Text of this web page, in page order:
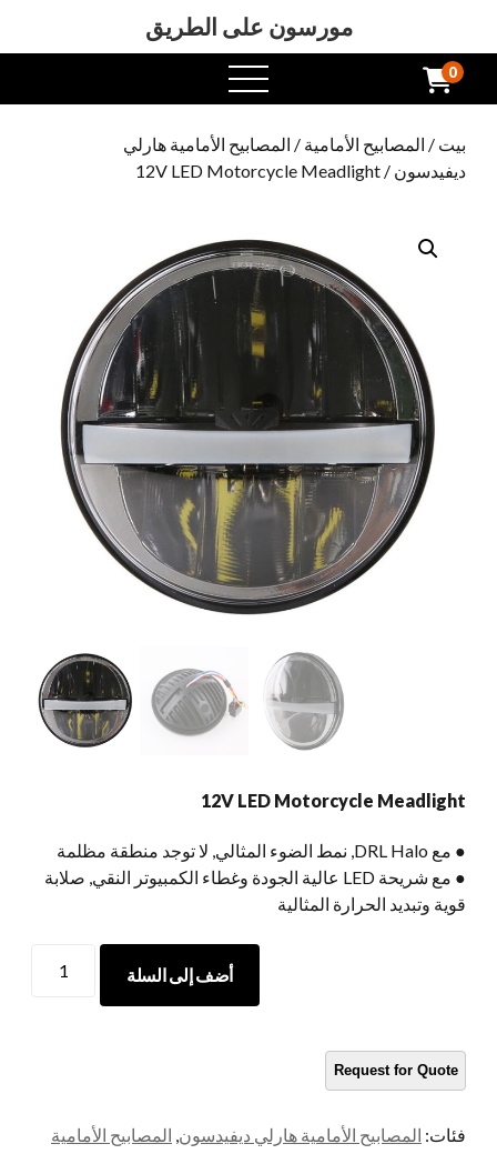
مورسون على الطريق
افتح
القائمة
0
بيت / المصابيح الأمامية / المصابيح الأمامية هارلي
ديفيدسون / 12V LED Motorcycle Meadlight
12V LED Motorcycle Meadlight
● مع DRL Halo, نمط الضوء المثالي, لا توجد منطقة مظلمة
● مع شريحة LED عالية الجودة وغطاء الكمبيوتر النقي, صلابة
قوية وتبديد الحرارة المثالية
LED
أضف إلى السلة
فئات: المصابيح الأمامية هارلي ديفيدسون المصابيح الأمامية